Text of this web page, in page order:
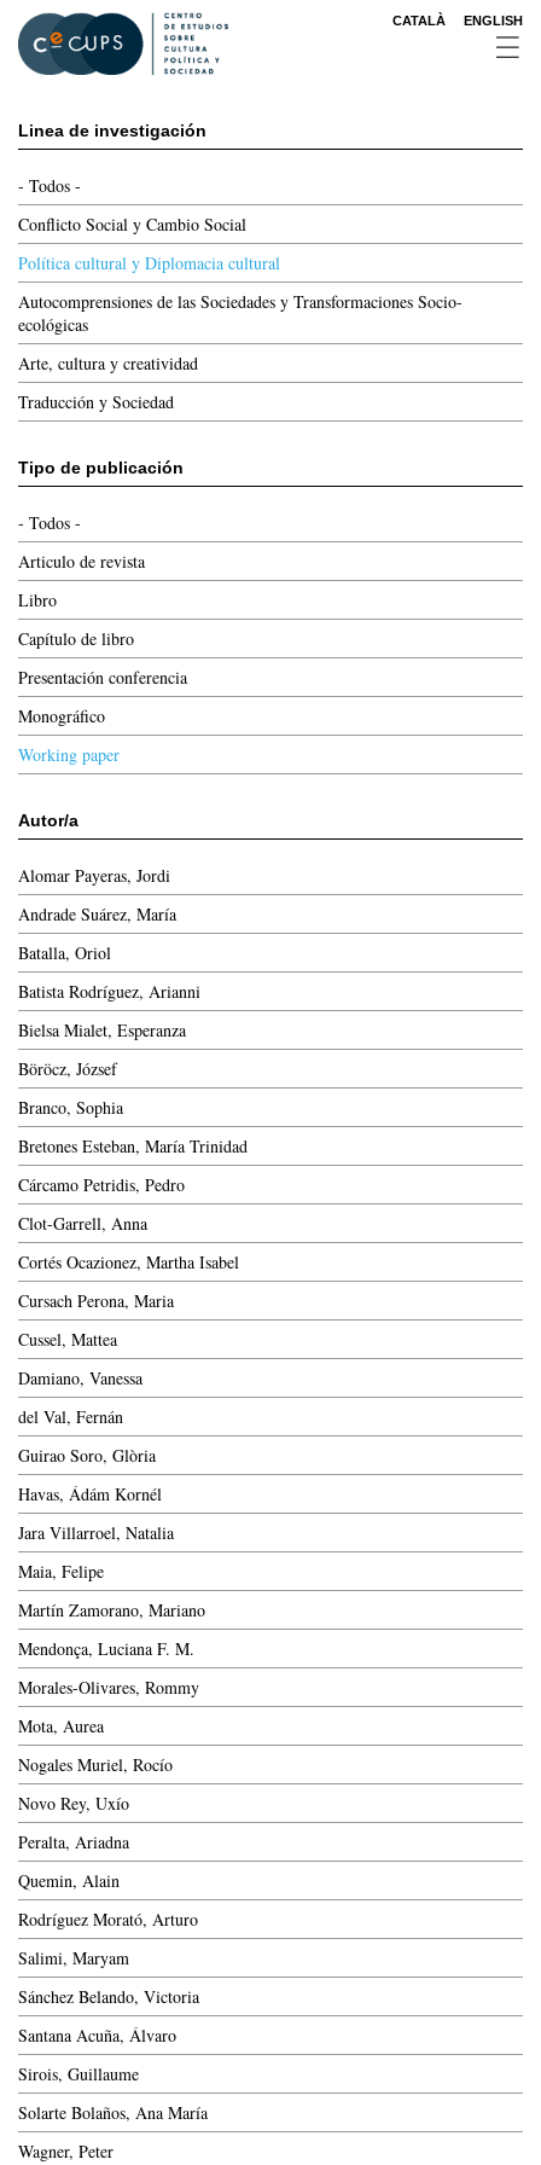
contenido
principal
CATALÀ ENGLISH
Linea de investigación
- Todos -
Conflicto Social y Cambio Social
Política cultural y Diplomacia cultural
Autocomprensiones de las Sociedades y Transformaciones Socio-
ecológicas
Arte, cultura y creatividad
Traducción y Sociedad
Tipo de publicación
- Todos -
Articulo de revista
Libro
Capítulo de libro
Presentación conferencia
Monográfico
Working paper
Autor/a
Alomar Payeras, Jordi
Andrade Suárez, María
Batalla, Oriol
Batista Rodríguez, Arianni
Bielsa Mialet, Esperanza
Böröcz, József
Branco, Sophia
Bretones Esteban, María Trinidad
Cárcamo Petridis, Pedro
Clot-Garrell, Anna
Cortés Ocazionez, Martha Isabel
Cursach Perona, Maria
Cussel, Mattea
Damiano, Vanessa
del Val, Fernán
Guirao Soro, Glòria
Havas, Ádám Kornél
Jara Villarroel, Natalia
Maia, Felipe
Martín Zamorano, Mariano
Mendonça, Luciana F. M.
Morales-Olivares, Rommy
Mota, Aurea
Nogales Muriel, Rocío
Novo Rey, Uxío
Peralta, Ariadna
Quemin, Alain
Rodríguez Morató, Arturo
Salimi, Maryam
Sánchez Belando, Victoria
Santana Acuña, Álvaro
Sirois, Guillaume
Solarte Bolaños, Ana María
Wagner, Peter